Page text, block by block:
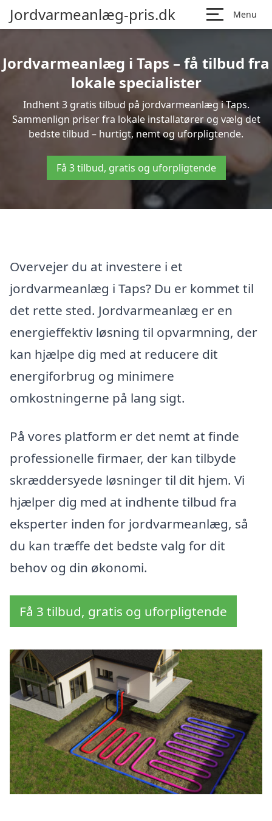
Jordvarmeanlæg-pris.dk Menu
Jordvarmeanlæg i Taps – få tilbud fra
lokale specialister
Indhent 3 gratis tilbud på jordvarmeanlæg i Taps.
Sammenlign priser fra lokale installatører og vælg det
bedste tilbud – hurtigt, nemt og uforpligtende.
Få 3 tilbud, gratis og uforpligtende
Overvejer du at investere i et
jordvarmeanlæg i Taps? Du er kommet til
det rette sted. Jordvarmeanlæg er en
energieffektiv løsning til opvarmning, der
kan hjælpe dig med at reducere dit
energiforbrug og minimere
omkostningerne på lang sigt.
På vores platform er det nemt at finde
professionelle firmaer, der kan tilbyde
skræddersyede løsninger til dit hjem. Vi
hjælper dig med at indhente tilbud fra
eksperter inden for jordvarmeanlæg, så
du kan træffe det bedste valg for dit
behov og din økonomi.
Få 3 tilbud, gratis og uforpligtende